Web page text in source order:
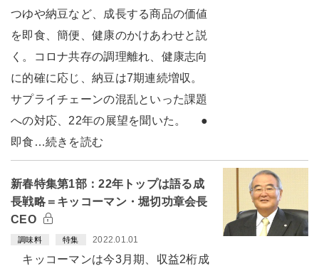
つゆや納豆など、成長する商品の価値
を即食、簡便、健康のかけあわせと説
く。コロナ共存の調理離れ、健康志向
に的確に応じ、納豆は7期連続増収。
サプライチェーンの混乱といった課題
への対応、22年の展望を聞いた。 ●
即食…続きを読む
新春特集第1部：22年トップは語る成
長戦略＝キッコーマン・堀切功章会長
CEO
調味料 特集 2022.01.01
キッコーマンは今3月期、収益2桁成